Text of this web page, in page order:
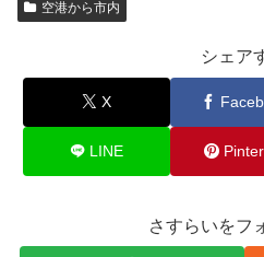
空港から市内
シェア
X
LINE
さすらいをフ